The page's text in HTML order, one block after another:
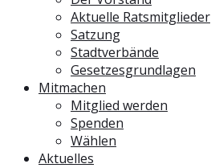
Aktuelle Ratsmitglieder
Satzung
Stadtverbände
Gesetzesgrundlagen
Mitmachen
Mitglied werden
Spenden
Wählen
Aktuelles